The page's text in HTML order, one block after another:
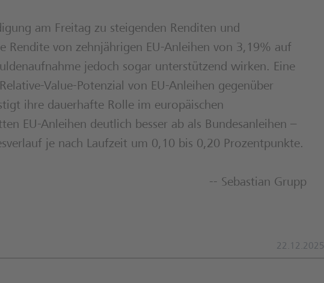
am Freitag zu steigenden Renditen und
Rendite von zehnjährigen EU-Anleihen von 3,19% auf
jedoch sogar unterstützend wirken. Eine
Value-Potenzial von EU-Anleihen gegenüber
ihre dauerhafte Rolle im europäischen
EU-Anleihen deutlich besser ab als Bundesanleihen –
je nach Laufzeit um 0,10 bis 0,20 Prozentpunkte.
-- Sebastian Grupp
22.12.2025